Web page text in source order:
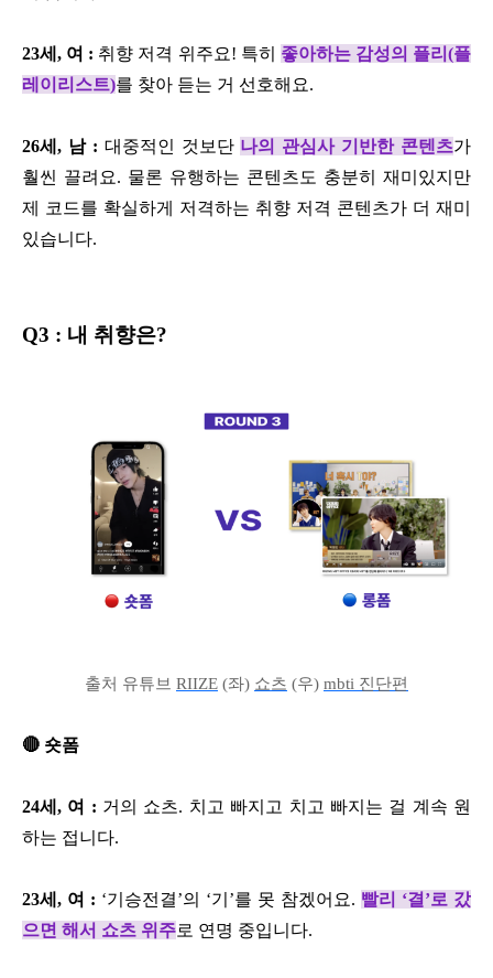
23세, 여 : 취향 저격 위주요! 특히 좋아하는 감성의 플리(플
레이리스트)를 찾아 듣는 거 선호해요.
26세, 남 : 대중적인 것보단 나의 관심사 기반한 콘텐츠가
훨씬 끌려요. 물론 유행하는 콘텐츠도 충분히 재미있지만
제 코드를 확실하게 저격하는 취향 저격 콘텐츠가 더 재미
있습니다.
Q3 : 내 취향은?
출처 유튜브 RIIZE (좌) 쇼츠 (우) mbti 진단편
🔴 숏폼
24세, 여 : 거의 쇼츠. 치고 빠지고 치고 빠지는 걸 계속 원
하는 접니다.
23세, 여 : ‘기승전결’의 ‘기’를 못 참겠어요. 빨리 ‘결’로 갔
으면 해서 쇼츠 위주로 연명 중입니다.